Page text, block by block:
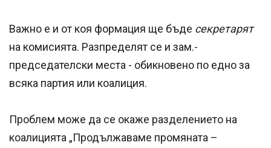
Важно е и от коя формация ще бъде секретарят
на комисията. Разпределят се и зам.-
председателски места - обикновено по едно за
всяка партия или коалиция.
Проблем може да се окаже разделението на
коалицията „Продължаваме промяната –